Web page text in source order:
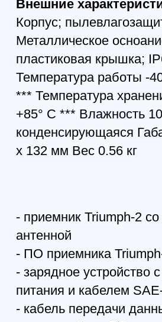
Квадрокоптер DJI Neo
Fly More Combo